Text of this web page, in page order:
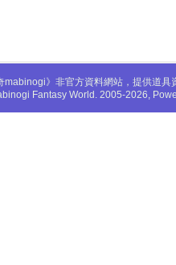
mabinogi》非官方資料網站，提供道
Fantasy World. 2005-2026,